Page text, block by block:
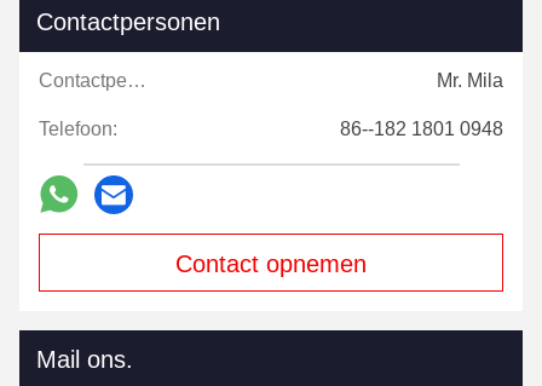
Contactpersonen
Contactpersonen: Mr. Mila
Telefoon: 86--182 1801 0948
Contact opnemen
Mail ons.